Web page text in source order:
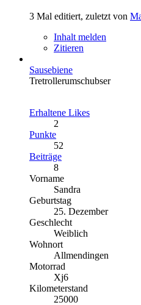
3 Mal editiert, zuletzt von
Inhalt melden
Zitieren
Sausebiene
Tretrollerumschubser
Erhaltene Likes
2
Punkte
52
Beiträge
8
Vorname
Sandra
Geburtstag
25. Dezember
Geschlecht
Weiblich
Wohnort
Allmendingen
Motorrad
Xj6
Kilometerstand
25000